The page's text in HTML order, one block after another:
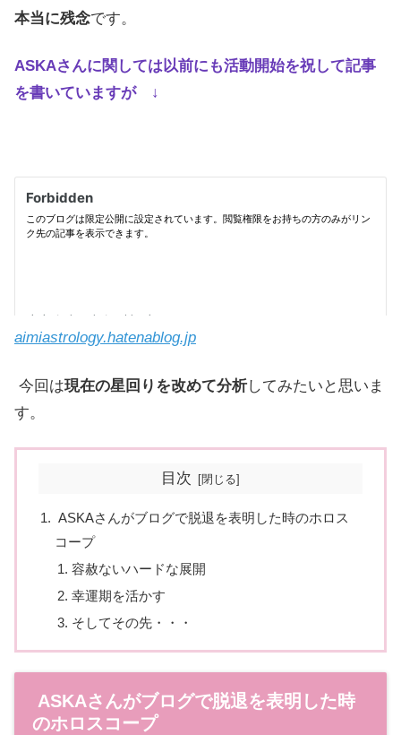
本当に残念です。
ASKAさんに関しては以前にも活動開始を祝して記事
を書いていますが ↓
aimiastrology.hatenablog.jp
今回は現在の星回りを改めて分析してみたいと思いま
す。
目次
ASKAさんがブログで脱退を表明した時のホロス
コープ
容赦ないハードな展開
幸運期を活かす
そしてその先・・・
ASKAさんがブログで脱退を表明した時
のホロスコープ